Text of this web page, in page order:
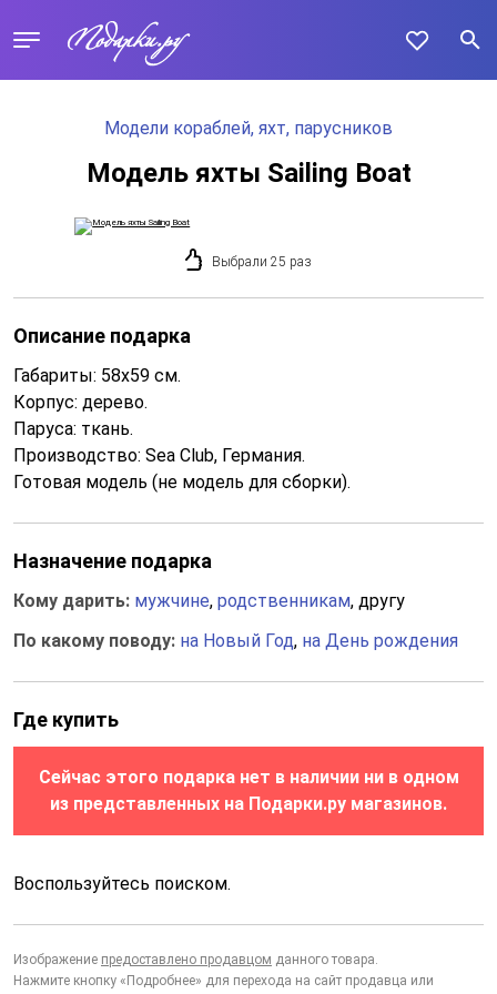
Модели кораблей, яхт, парусников
Модель яхты Sailing Boat
Выбрали 25 раз
Описание подарка
Габариты: 58х59 см.
Корпус: дерево.
Паруса: ткань.
Производство: Sea Club, Германия.
Готовая модель (не модель для сборки).
Назначение подарка
Кому дарить: мужчине, родственникам, другу
По какому поводу: на Новый Год, на День рождения
Где купить
Сейчас этого подарка нет в наличии ни в одном
из представленных на Подарки.ру магазинов.
Воспользуйтесь поиском.
Изображение предоставлено продавцом данного товара.
Нажмите кнопку «Подробнее» для перехода на сайт продавца или